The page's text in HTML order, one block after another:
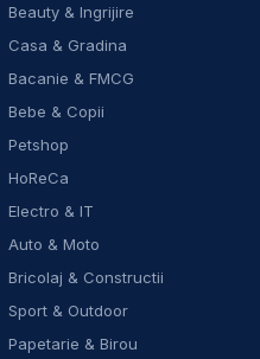
Beauty & Ingrijire
Casa & Gradina
Bacanie & FMCG
Bebe & Copii
Petshop
HoReCa
Electro & IT
Auto & Moto
Bricolaj & Constructii
Sport & Outdoor
Papetarie & Birou